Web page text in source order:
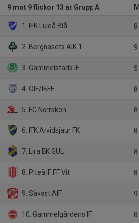
9 mot 9 flickor 13 år Grupp A M
1. IFK Luleå Blå 8
2. Bergnäsets AIK 1 9
3. Gammelstads IF 5
4. ÖIF/IBFF 8
5. FC Norrsken 8
6. IFK Arvidsjaur FK 8
7. Lira BK GUL 8
8. Piteå IF FF Vit 8
9. Sävast AIF 9
10. Gammelgårdens IF 8